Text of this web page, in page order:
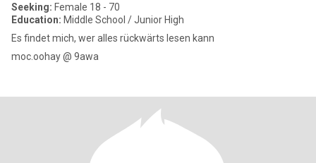
Seeking: Female 18 - 70
Education: Middle School / Junior High
Es findet mich, wer alles rückwärts lesen kann
moc.oohay @ 9awa